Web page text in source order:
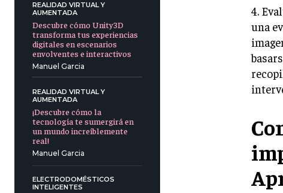
REALIDAD VIRTUAL Y
AUMENTADA
Descubre cómo Unity3D
transforma tus experiencias
digitales en escenarios
envolventes e interactivos
Manuel Garcia
REALIDAD VIRTUAL Y
AUMENTADA
¡Descubre cómo la
tecnología te sumergirá en
un mundo increíblemente
real!
Manuel Garcia
ELECTRODOMÉSTICOS
INTELIGENTES
4.
una